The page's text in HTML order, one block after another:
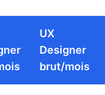
UX
Designer
brut/mois